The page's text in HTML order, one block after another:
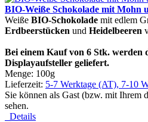
BIO-Weiße Schokolade mit Mohn
Weiße BIO-Schokolade mit edlem
Erdbeerstücken und Heidelbeeren
Bei einem Kauf von 6 Stk. werden
Displayaufsteller geliefert.
Menge: 100g
Lieferzeit: 5-7 Werktage (AT), 7-10
Sie können als Gast (bzw. mit Ihrem
sehen.
Details